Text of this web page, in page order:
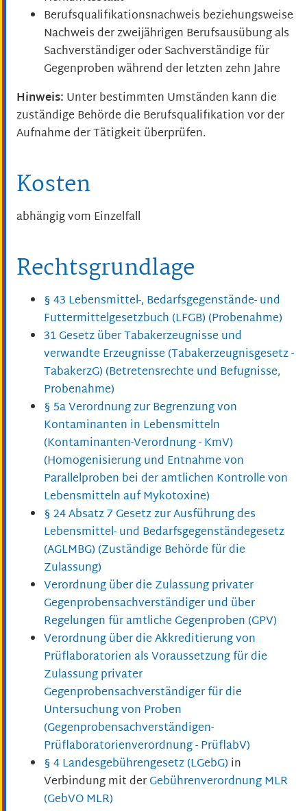
Berufsqualifikationsnachweis beziehungsweise
Nachweis der zweijährigen Berufsausübung als
Sachverständiger oder Sachverständige für
Gegenproben während der letzten zehn Jahre
Hinweis: Unter bestimmten Umständen kann die
zuständige Behörde die Berufsqualifikation vor der
Aufnahme der Tätigkeit überprüfen.
Kosten
abhängig vom Einzelfall
Rechtsgrundlage
§ 43 Lebensmittel-, Bedarfsgegenstände- und
Futtermittelgesetzbuch (LFGB) (Probenahme)
31 Gesetz über Tabakerzeugnisse und
verwandte Erzeugnisse (Tabakerzeugnisgesetz -
TabakerzG) (Betretensrechte und Befugnisse,
Probenahme)
§ 5a Verordnung zur Begrenzung von
Kontaminanten in Lebensmitteln
(Kontaminanten-Verordnung - KmV)
(Homogenisierung und Entnahme von
Parallelproben bei der amtlichen Kontrolle von
Lebensmitteln auf Mykotoxine)
§ 24 Absatz 7 Gesetz zur Ausführung des
Lebensmittel- und Bedarfsgegenständegesetz
(AGLMBG) (Zuständige Behörde für die
Zulassung)
Verordnung über die Zulassung privater
Gegenprobensachverständiger und über
Regelungen für amtliche Gegenproben (GPV)
Verordnung über die Akkreditierung von
Prüflaboratorien als Voraussetzung für die
Zulassung privater
Gegenprobensachverständiger für die
Untersuchung von Proben
(Gegenprobensachverständigen-
Prüflaboratorienverordnung - PrüflabV)
§ 4 Landesgebührengesetz (LGebG) in
Verbindung mit derGebührenverordnung MLR
(GebVO MLR)